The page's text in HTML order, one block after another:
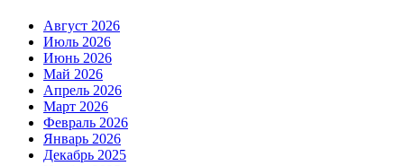
Август 2026
Июль 2026
Июнь 2026
Май 2026
Апрель 2026
Март 2026
Февраль 2026
Январь 2026
Декабрь 2025